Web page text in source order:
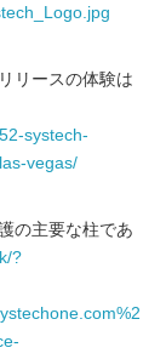
リースの体験は
systech-
vegas/
の主要な柱であ
?